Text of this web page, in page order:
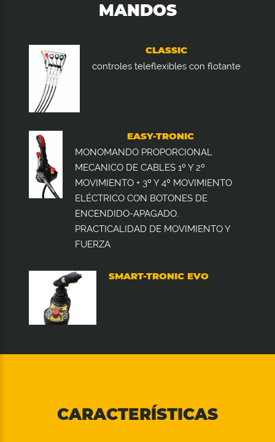
MANDOS
CLASSIC
controles teleflexibles con flotante
EASY-TRONIC
MONOMANDO PROPORCIONAL
MECANICO DE CABLES 1º Y 2º
MOVIMIENTO + 3º Y 4º MOVIMIENTO
ELÉCTRICO CON BOTONES DE
ENCENDIDO-APAGADO.
PRACTICALIDAD DE MOVIMIENTO Y
FUERZA
SMART-TRONIC EVO
CARACTERÍSTICAS